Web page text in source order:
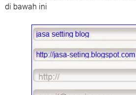
di bawah ini